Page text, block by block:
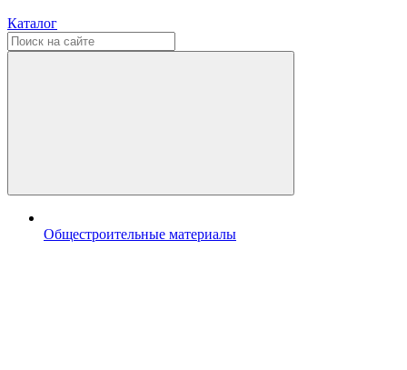
Каталог
Общестроительные материалы